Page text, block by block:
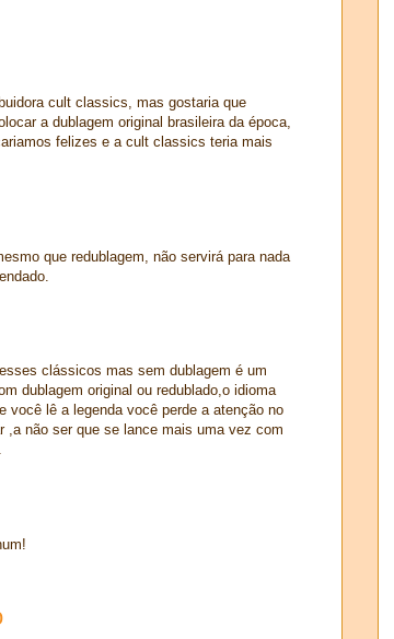
cult classics, mas gostaria que
a dublagem original brasileira da época,
felizes e a cult classics teria mais
que redublagem, não servirá para nada
clássicos mas sem dublagem é um
dublagem original ou redublado,o idioma
você lê a legenda você perde a atenção no
,a não ser que se lance mais uma vez com